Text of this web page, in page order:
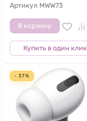
Артикул MWW73
В корзину
Купить в один клик
- 37%